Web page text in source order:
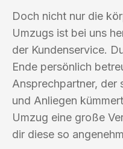
Doch nicht nur die
Umzugs ist bei uns
der Kundenservice.
Ende persönlich
Ansprechpartner, der
und Anliegen
Umzug eine große
dir diese so